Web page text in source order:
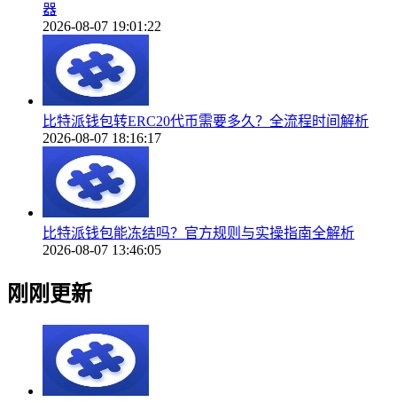
器
2026-08-07 19:01:22
比特派钱包转ERC20代币需要多久？全流程时间解析
2026-08-07 18:16:17
比特派钱包能冻结吗？官方规则与实操指南全解析
2026-08-07 13:46:05
刚刚更新